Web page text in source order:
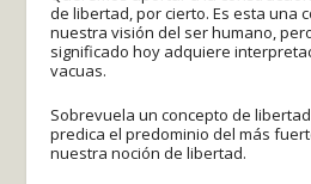
de libertad, por cierto. Es esta una
nuestra visión del ser humano,
significado hoy adquiere
vacuas.
Sobrevuela un concepto de
predica el predominio del más
nuestra noción de libertad.